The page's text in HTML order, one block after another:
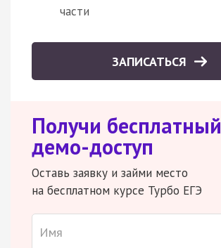
части
ЗАПИСАТЬСЯ
Получи бесплатный
демо-доступ
Оставь заявку и займи место
на бесплатном курсе Турбо ЕГЭ